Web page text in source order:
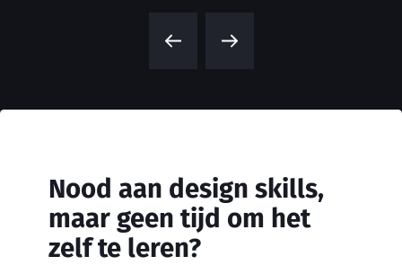
Nood aan design skills,
maar geen tijd om het
zelf te leren?